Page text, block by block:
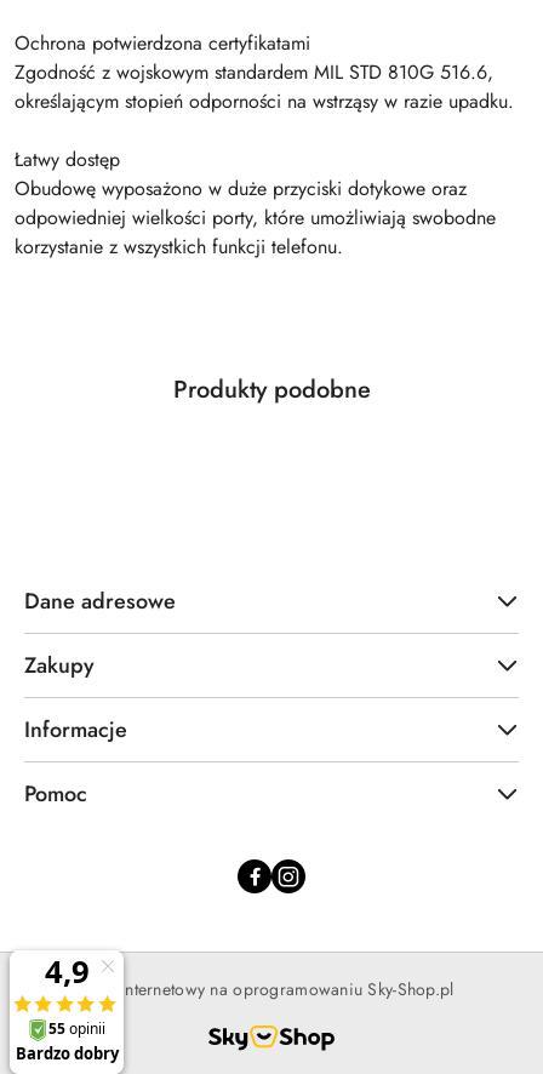
Ochrona potwierdzona certyfikatami
Zgodność z wojskowym standardem MIL STD 810G 516.6,
określającym stopień odporności na wstrząsy w razie upadku.
Łatwy dostęp
Obudowę wyposażono w duże przyciski dotykowe oraz
odpowiedniej wielkości porty, które umożliwiają swobodne
korzystanie z wszystkich funkcji telefonu.
Pomiń karuzelę produktów
Produkty
Produkty podobne
Dane adresowe
Zakupy
Informacje
Pomoc
Sklep internetowy na oprogramowaniu Sky-Shop.pl